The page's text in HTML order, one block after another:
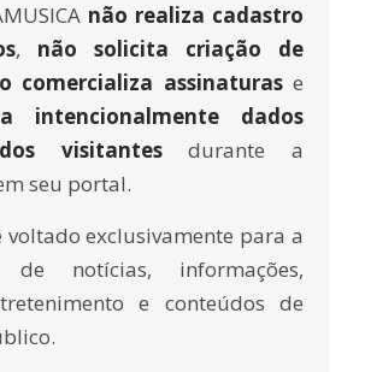
não realiza cadastro
, não solicita criação de
comercializa assinaturase
intencionalmente dados
visitantesdurante a
seu portal.
voltado exclusivamente para a
de notícias, informações,
e conteúdos de